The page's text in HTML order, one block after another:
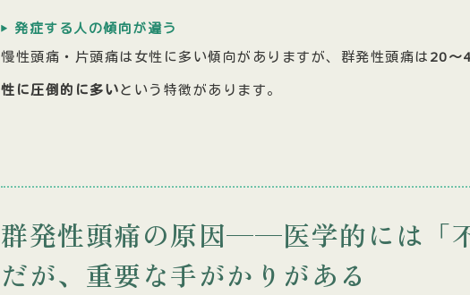
発症する人の傾向が違う
慢性頭痛・片頭痛は女性に多い傾向がありますが、群発性頭痛は 20〜
性に圧倒的に多いという特徴があります。
群発性頭痛の原因——医学的には「
だが、重要な手がかりがある